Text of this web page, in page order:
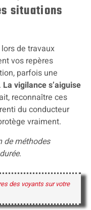
situations
de travaux
vos repères
parfois une
La vigilance s’aiguise
reconnaître ces
du conducteur
vraiment.
de méthodes
.
des voyants sur votre